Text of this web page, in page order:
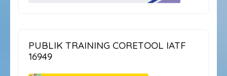
PUBLIK TRAINING CORETOOL IATF
16949